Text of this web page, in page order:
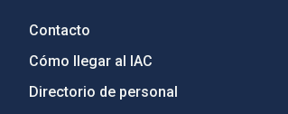
Contacto
Cómo llegar al IAC
Directorio de personal